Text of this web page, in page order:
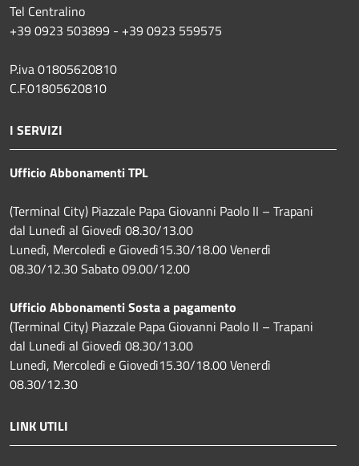
Tel Centralino
+39 0923 503899 - +39 0923 559575
P.iva 01805620810
C.F.01805620810
I SERVIZI
Ufficio Abbonamenti TPL
(Terminal City) Piazzale Papa Giovanni Paolo II – Trapani
dal Lunedì al Giovedì 08.30/13.00
Lunedì, Mercoledì e Giovedì15.30/18.00 Venerdì
08.30/12.30 Sabato 09.00/12.00
Ufficio Abbonamenti Sosta a pagamento
(Terminal City) Piazzale Papa Giovanni Paolo II – Trapani
dal Lunedì al Giovedì 08.30/13.00
Lunedì, Mercoledì e Giovedì15.30/18.00 Venerdì
08.30/12.30
LINK UTILI